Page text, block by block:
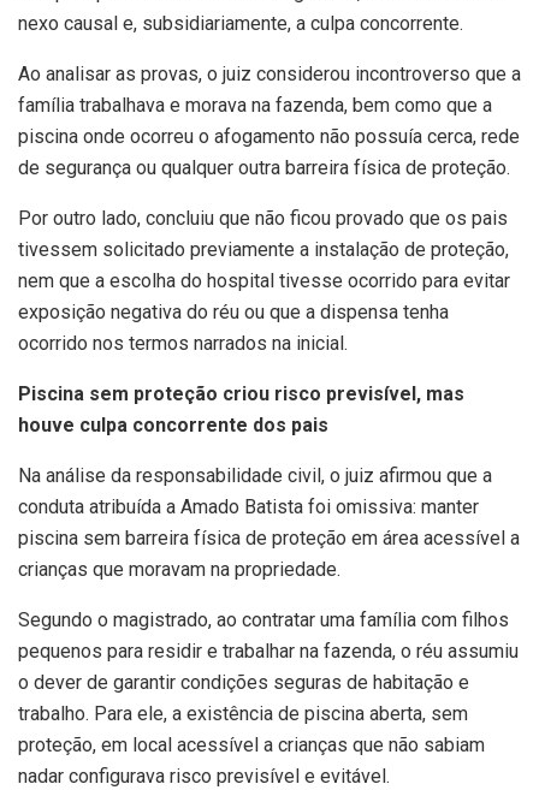
nexo causal e, subsidiariamente, a culpa concorrente.
Ao analisar as provas, o juiz considerou incontroverso que a
família trabalhava e morava na fazenda, bem como que a
piscina onde ocorreu o afogamento não possuía cerca, rede
de segurança ou qualquer outra barreira física de proteção.
Por outro lado, concluiu que não ficou provado que os pais
tivessem solicitado previamente a instalação de proteção,
nem que a escolha do hospital tivesse ocorrido para evitar
exposição negativa do réu ou que a dispensa tenha
ocorrido nos termos narrados na inicial.
Piscina sem proteção criou risco previsível, mas
houve culpa concorrente dos pais
Na análise da responsabilidade civil, o juiz afirmou que a
conduta atribuída a Amado Batista foi omissiva: manter
piscina sem barreira física de proteção em área acessível a
crianças que moravam na propriedade.
Segundo o magistrado, ao contratar uma família com filhos
pequenos para residir e trabalhar na fazenda, o réu assumiu
o dever de garantir condições seguras de habitação e
trabalho. Para ele, a existência de piscina aberta, sem
proteção, em local acessível a crianças que não sabiam
nadar configurava risco previsível e evitável.